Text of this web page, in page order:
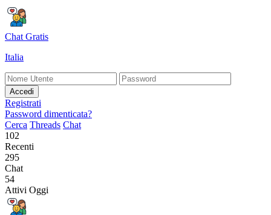
Chat Gratis
Italia
Accedi
Registrati
Password dimenticata?
Cerca Threads Chat
102
Recenti
295
Chat
54
Attivi Oggi